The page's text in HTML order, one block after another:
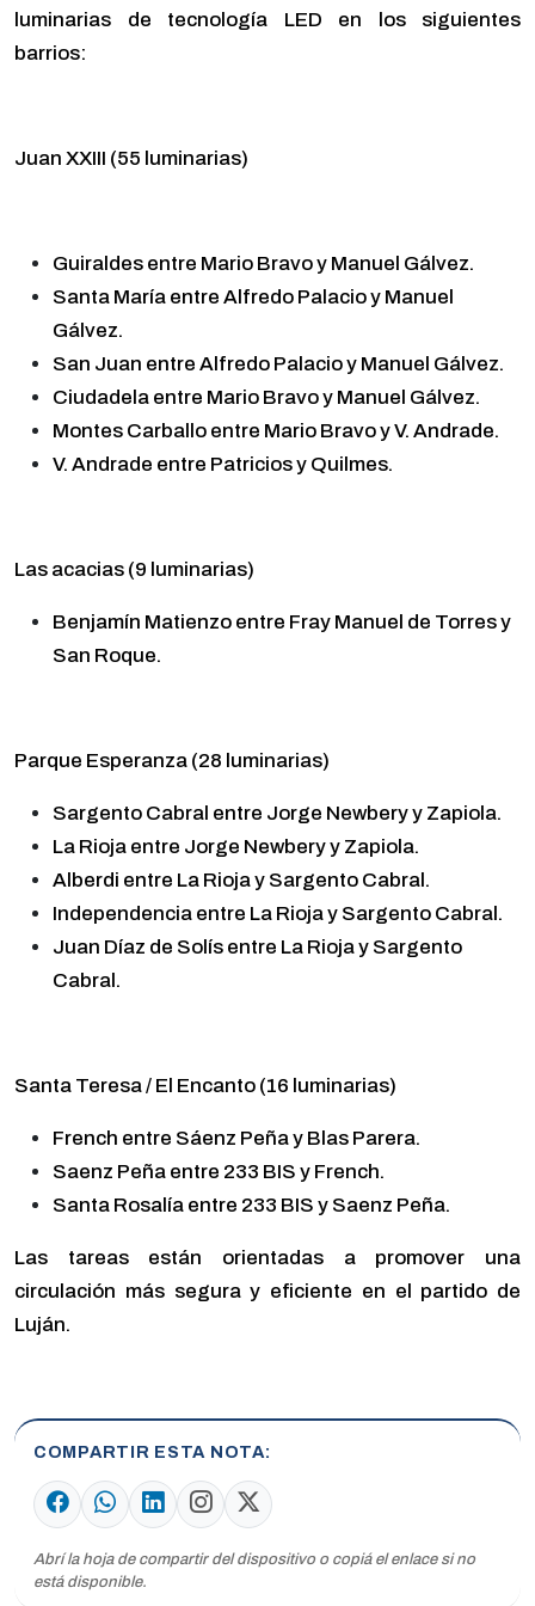
luminarias de tecnología LED en los siguientes
barrios:
Juan XXIII (55 luminarias)
Guiraldes entre Mario Bravo y Manuel Gálvez.
Santa María entre Alfredo Palacio y Manuel
Gálvez.
San Juan entre Alfredo Palacio y Manuel Gálvez.
Ciudadela entre Mario Bravo y Manuel Gálvez.
Montes Carballo entre Mario Bravo y V. Andrade.
V. Andrade entre Patricios y Quilmes.
Las acacias (9 luminarias)
Benjamín Matienzo entre Fray Manuel de Torres y
San Roque.
Parque Esperanza (28 luminarias)
Sargento Cabral entre Jorge Newbery y Zapiola.
La Rioja entre Jorge Newbery y Zapiola.
Alberdi entre La Rioja y Sargento Cabral.
Independencia entre La Rioja y Sargento Cabral.
Juan Díaz de Solís entre La Rioja y Sargento
Cabral.
Santa Teresa / El Encanto (16 luminarias)
French entre Sáenz Peña y Blas Parera.
Saenz Peña entre 233 BIS y French.
Santa Rosalía entre 233 BIS y Saenz Peña.
Las tareas están orientadas a promover una
circulación más segura y eficiente en el partido de
Luján.
COMPARTIR ESTA NOTA
Abrí la hoja de compartir del dispositivo o copiá el enlace si no
está disponible.